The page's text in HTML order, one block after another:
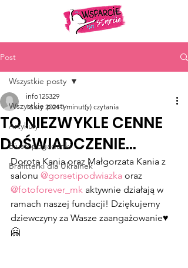
Post
Wszystkie posty
Artykuły
Biustopogadanki
Brafitterki dla Ukrainek
Wszystkie posty
TO NIEZWYKLE CENNE
DOŚWIADCZENIE...
info125329
16 sty 2024 1 minut(y) czytania
Dorota Kania oraz Małgorzata Kania z
salonu @gorsetipodwiazka oraz
@fotoforever_mk aktywnie działają w
ramach naszej fundacji! Dziękujemy
dziewczyny za Wasze zaangażowanie♥️
🤗